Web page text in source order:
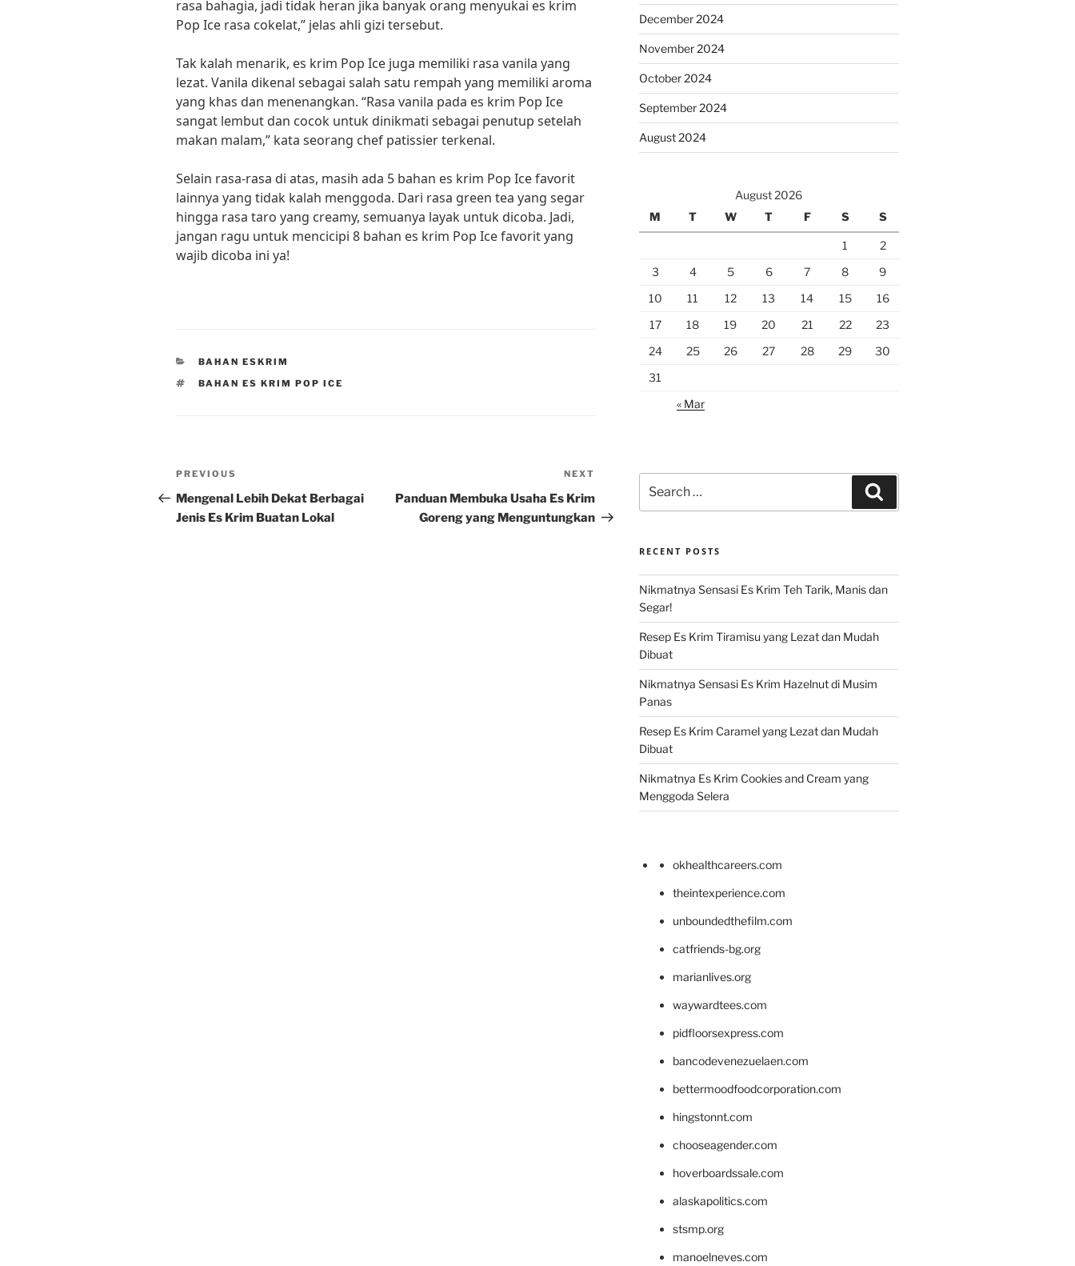
rasa bahagia, jadi tidak heran jika banyak orang menyukai es krim
Pop Ice rasa cokelat,” jelas ahli gizi tersebut.
Tak kalah menarik, es krim Pop Ice juga memiliki rasa vanila yang
lezat. Vanila dikenal sebagai salah satu rempah yang memiliki aroma
yang khas dan menenangkan. “Rasa vanila pada es krim Pop Ice
sangat lembut dan cocok untuk dinikmati sebagai penutup setelah
makan malam,” kata seorang chef patissier terkenal.
Selain rasa-rasa di atas, masih ada 5 bahan es krim Pop Ice favorit
lainnya yang tidak kalah menggoda. Dari rasa green tea yang segar
hingga rasa taro yang creamy, semuanya layak untuk dicoba. Jadi,
jangan ragu untuk mencicipi 8 bahan es krim Pop Ice favorit yang
wajib dicoba ini ya!
CATEGORIES
BAHAN ESKRIM
TAGS
BAHAN ES KRIM POP ICE
Post
navigation
Previous
Post
PREVIOUS
Mengenal Lebih Dekat Berbagai
Jenis Es Krim Buatan Lokal
Post
NEXT
Panduan Membuka Usaha Es Krim
Goreng yang Menguntungkan
December 2024
November 2024
October 2024
September 2024
August 2024
August 2026
M
T W T F S S
1
2
3
4 5 6 7 8
9
10
11 12 13 14 15
16
17
18 19 20 21 22
23
24
25 26 27 28 29
30
31
« Mar
for:
RECENT POSTS
Nikmatnya Sensasi Es Krim Teh Tarik, Manis dan
Segar!
Resep Es Krim Tiramisu yang Lezat dan Mudah
Dibuat
Nikmatnya Sensasi Es Krim Hazelnut di Musim
Panas
Resep Es Krim Caramel yang Lezat dan Mudah
Dibuat
Nikmatnya Es Krim Cookies and Cream yang
Menggoda Selera
okhealthcareers.com
theintexperience.com
unboundedthefilm.com
catfriends-bg.org
marianlives.org
waywardtees.com
pidfloorsexpress.com
bancodevenezuelaen.com
bettermoodfoodcorporation.com
hingstonnt.com
chooseagender.com
hoverboardssale.com
alaskapolitics.com
stsmp.org
manoelneves.com